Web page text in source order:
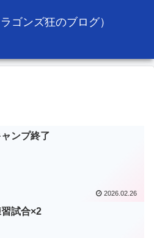
ゴンズ狂のブログ）
ンプ終了
2026.02.26
試合×2